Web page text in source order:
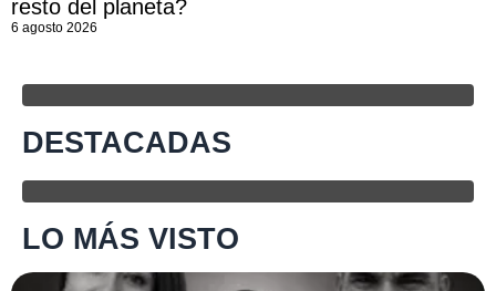
resto del planeta?
6 agosto 2026
DESTACADAS
LO MÁS VISTO